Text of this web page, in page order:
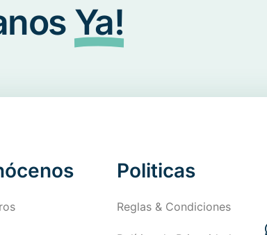
Ya!
Politicas
Reglas & Condiciones